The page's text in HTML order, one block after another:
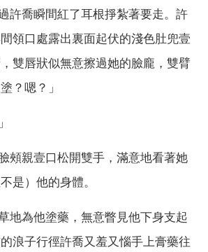
喬瞬間紅了耳根掙紮著要走。許
領口處露出裏面起伏的淺色肚兜壹
雙唇狀似無意擦過她的臉龐，雙臂
？嗯？」
親壹口松開雙手，滿意地看著她
是）他的身體。
為他塗藥，無意瞥見他下身支起
浪子行徑許喬又羞又惱手上膏藥往